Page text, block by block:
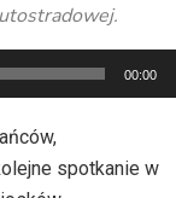
00:00
spotkanie w